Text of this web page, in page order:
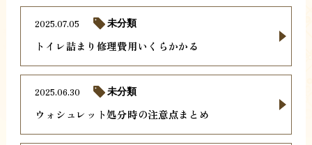
トイレ詰まり修理費用いくらかかる
2025.07.05 未分類
ウォシュレット処分時の注意点まとめ
2025.06.30 未分類